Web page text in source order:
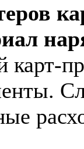
карт-